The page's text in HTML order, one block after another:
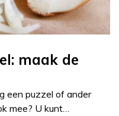
maak de
een puzzel of ander
mee? U kunt…